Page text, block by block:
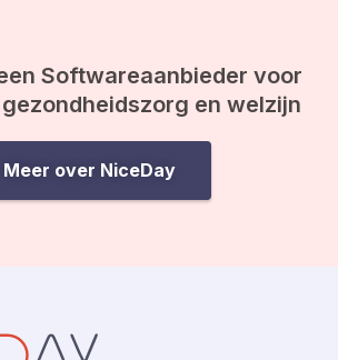
Softwareaanbieder voor
en welzijn
Meer over NiceDay